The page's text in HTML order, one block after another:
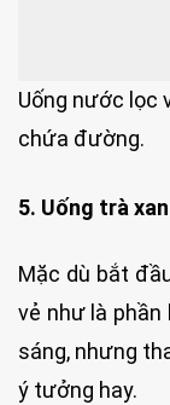
Uống nước lọc
chứa đường.
5. Uống trà
Mặc dù bắt
vẻ như là
sáng, nhưng
ý tưởng hay.